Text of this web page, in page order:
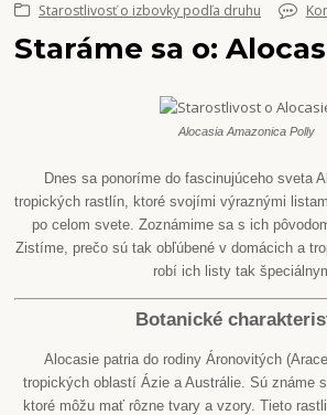
Starostlivosť o izbovky podľa druhu
Staráme sa o:
Alocasia Amazonica Polly
Dnes sa ponoríme do fascinujúceho sveta
tropických rastlín, ktoré svojími výraznými
po celom svete. Zoznámime sa s ich
Zistíme, prečo sú tak obľúbené v domácich a
robí ich listy tak
Botanické
Alocasie patria do rodiny Áronovitých
tropických oblastí Ázie a Austrálie. Sú známe
ktoré môžu mať rôzne tvary a vzory. Tieto